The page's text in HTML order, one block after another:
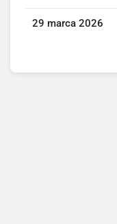
29 marca 2026